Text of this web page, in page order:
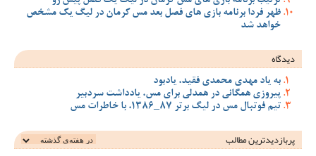
ظهر فردا برنامه بازی های فصل بعد مس کرمان در لیگ یک مشخص
خواهد شد
دیدگاه
به یاد مهدی محمدی فقید، یادبود
پیروزی همگانی در همدلی برای مس، یادداشت سردبیر
تیم فوتبال مس در لیگ برتر 87_1386، با خاطرات مس
پربازدیدترین‌ مطالب